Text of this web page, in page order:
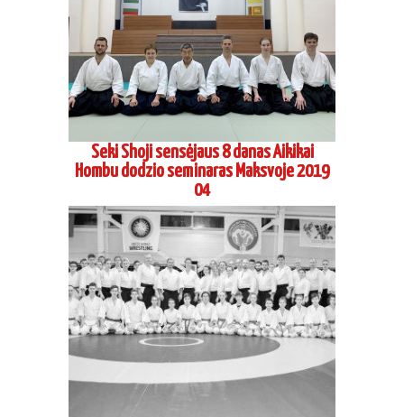
Seki Shoji sensėjaus 8 danas Aikikai
Hombu dodzio seminaras Maksvoje 2019
04